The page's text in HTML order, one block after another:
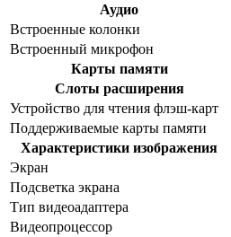
Аудио
Встроенные колонки
Встроенный микрофон
Карты памяти
Слоты расширения
Устройство для чтения флэш-карт
Поддерживаемые карты памяти
Характеристики изображения
Экран
Подсветка экрана
Тип видеоадаптера
Видеопроцессор